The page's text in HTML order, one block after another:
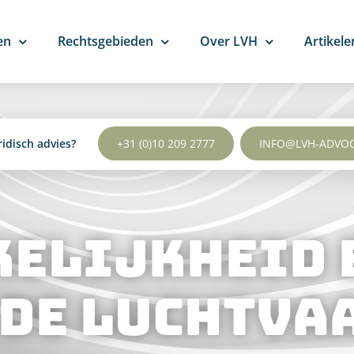
advies? +31 (0)10 209 2777 INFO@LVH-
Rechtsgebieden Over LVH